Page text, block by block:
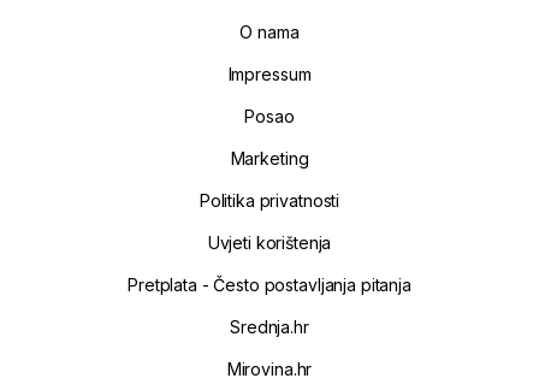
O nama
Impressum
Posao
Marketing
Politika privatnosti
Uvjeti korištenja
Pretplata - Često postavljanja pitanja
Srednja.hr
Mirovina.hr